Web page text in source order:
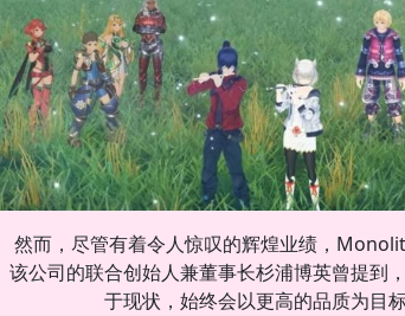
然而，尽管有着令人惊叹的辉煌业绩，
该公司的联合创始人兼董事长杉浦博英曾提到
于现状，始终会以更高的品质为目标